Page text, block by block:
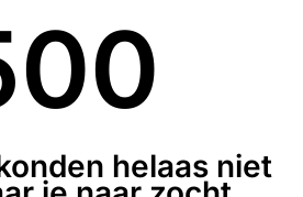
500
helaas niet